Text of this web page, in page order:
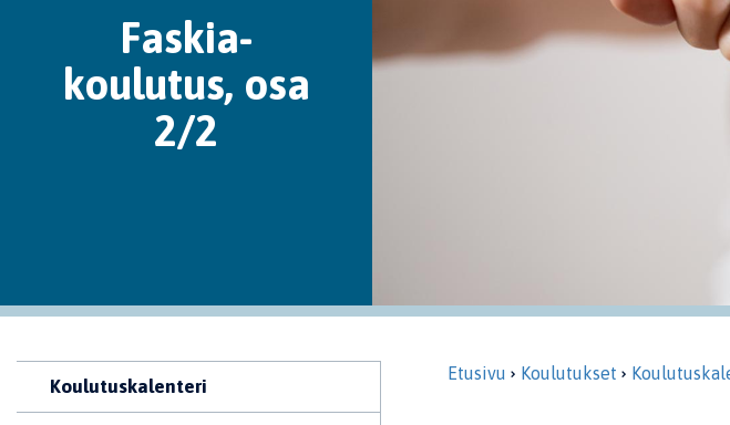
Faskia-
koulutus, osa
2/2
Koulutuskalenteri
Etusivu Koulutukset